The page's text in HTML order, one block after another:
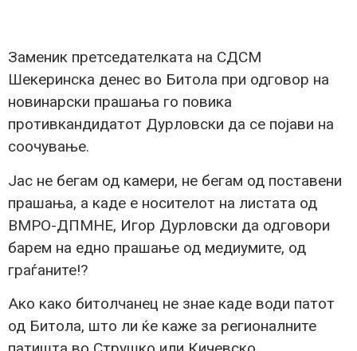
Заменик претседателката на СДСМ
Шекеринска денес во Битола при одговор на
новинарски прашања го повика
противкандидатот Дурловски да се појави на
соочување.
Јас не бегам од камери, не бегам од поставени
прашања, а каде е носителот на листата од
ВМРО-ДПМНЕ, Игор Дурловски да одговори
барем на едно прашање од медиумите, од
граѓаните!?
Ако како битолчанец не знае каде води патот
од Битола, што ли ќе каже за регионалните